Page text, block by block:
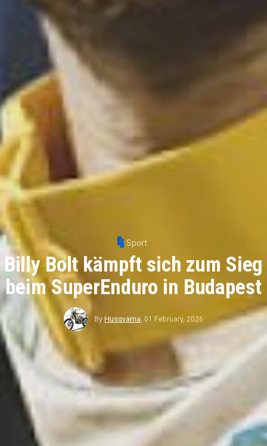
Sport
Billy Bolt kämpft sich zum Sieg
beim SuperEnduro in Budapest
By Husqvarna 01 February, 2026